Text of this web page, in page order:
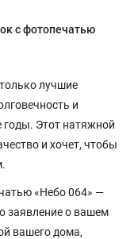
с фотопечатью
лучшие
и
годы. Этот натяжной
и хочет, чтобы
«Небо 064» —
заявление о вашем
вашего дома,